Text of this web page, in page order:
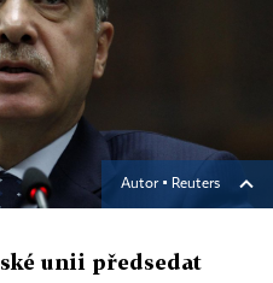
Autor ▪ Reuters
unii předsedat